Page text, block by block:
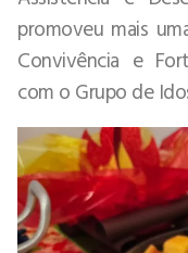
promoveu mais
Convivência e
com o Grupo de